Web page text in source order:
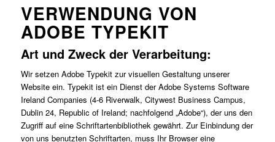
VERWENDUNG VON
ADOBE TYPEKIT
Art und Zweck der Verarbeitung:
Wir setzen Adobe Typekit zur visuellen Gestaltung unserer
Website ein. Typekit ist ein Dienst der Adobe Systems Software
Ireland Companies (4-6 Riverwalk, Citywest Business Campus,
Dublin 24, Republic of Ireland; nachfolgend „Adobe“), der uns den
Zugriff auf eine Schriftartenbibliothek gewährt. Zur Einbindung der
von uns benutzten Schriftarten, muss Ihr Browser eine